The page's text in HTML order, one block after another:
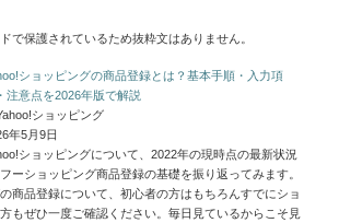
で保護されているため抜粋文はありません。
ショッピングの商品登録とは？基本手順・入力項
注意点を2026年版で解説
ショッピング
年5月9日
ショッピングについて、2022年の現時点の最新状況
ーショッピング商品登録の基礎を振り返ってみます。
商品登録について、初心者の方はもちろんすでにショ
もぜひ一度ご確認ください。毎日見ているからこそ見